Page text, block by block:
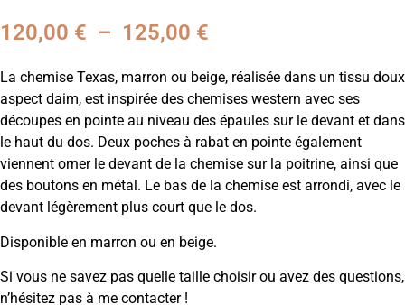
120,00 € – 125,00 €
prix :
120,00 €
à
125,00 €
La chemise Texas, marron ou beige, réalisée dans un tissu doux
aspect daim, est inspirée des chemises western avec ses
découpes en pointe au niveau des épaules sur le devant et dans
le haut du dos. Deux poches à rabat en pointe également
viennent orner le devant de la chemise sur la poitrine, ainsi que
des boutons en métal. Le bas de la chemise est arrondi, avec le
devant légèrement plus court que le dos.
Disponible en marron ou en beige.
Si vous ne savez pas quelle taille choisir ou avez des questions,
n’hésitez pas à me contacter !